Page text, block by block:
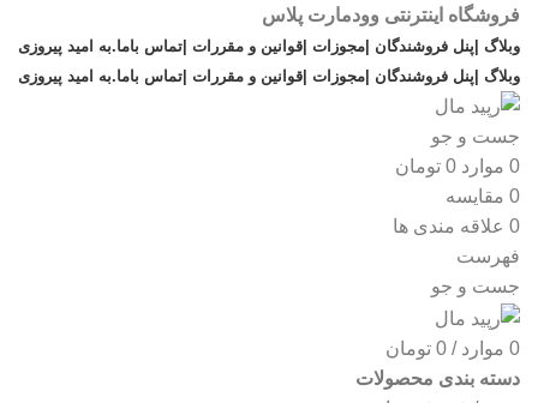
فروشگاه اینترنتی وودمارت پلاس
وبلاگ | پنل فروشندگان | مجوزات | قوانین و مقررات | تماس باما.به امید پیروزی
وبلاگ | پنل فروشندگان | مجوزات | قوانین و مقررات | تماس باما.به امید پیروزی
جست و جو
0 موارد 0 تومان
0 مقایسه
0 علاقه مندی ها
فهرست
جست و جو
0 موارد /
0 تومان
دسته بندی محصولات